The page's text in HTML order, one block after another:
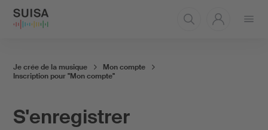
le
S'enregistrer
Je crée de la musique
Mon compte
Inscription pour "Mon compte"